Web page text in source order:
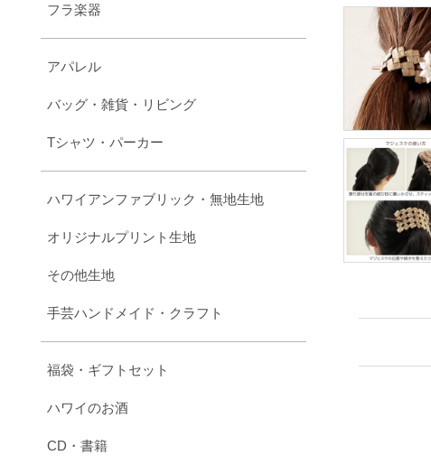
フラ楽器
アパレル
バッグ・雑貨・リビング
Tシャツ・パーカー
ハワイアンファブリック・無地生地
オリジナルプリント生地
その他生地
手芸ハンドメイド・クラフト
福袋・ギフトセット
ハワイのお酒
CD・書籍